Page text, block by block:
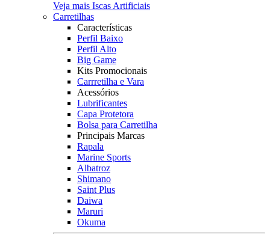
Veja mais Iscas Artificiais
Carretilhas
Características
Perfil Baixo
Perfil Alto
Big Game
Kits Promocionais
Carrretilha e Vara
Acessórios
Lubrificantes
Capa Protetora
Bolsa para Carretilha
Principais Marcas
Rapala
Marine Sports
Albatroz
Shimano
Saint Plus
Daiwa
Maruri
Okuma